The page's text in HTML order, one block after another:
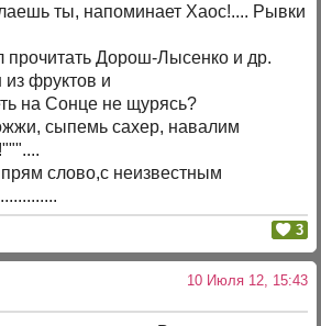
ты, напоминает Хаос!.... Рывки
прочитать Дорош-Лысенко и др.
из фруктов и
на Сонце не щурясь?
сыпемь сахер, навалим
слово,с неизвестным
3
10 Июля 12, 15:43